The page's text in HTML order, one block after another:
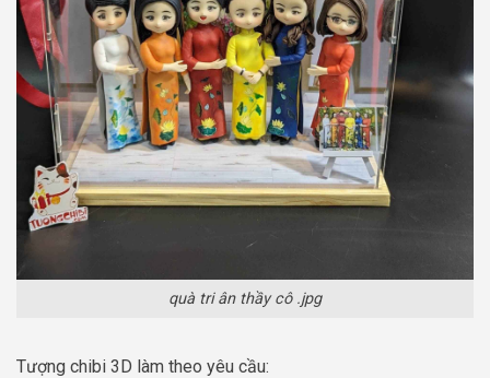
quà tri ân thầy cô .jpg
Tượng chibi 3D làm theo yêu cầu: